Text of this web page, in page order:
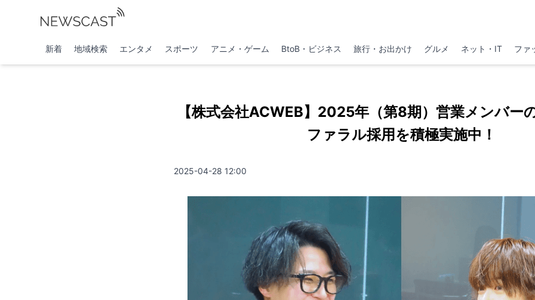
新着 地域検索 エンタメ スポーツ アニメ・ゲーム BtoB・ビジネス 旅行・お出かけ グルメ ネット・IT ファ
【株式会社ACWEB】2025年（第8期）営業メンバー
ファラル採用を積極実施中！
2025-04-28 12:00